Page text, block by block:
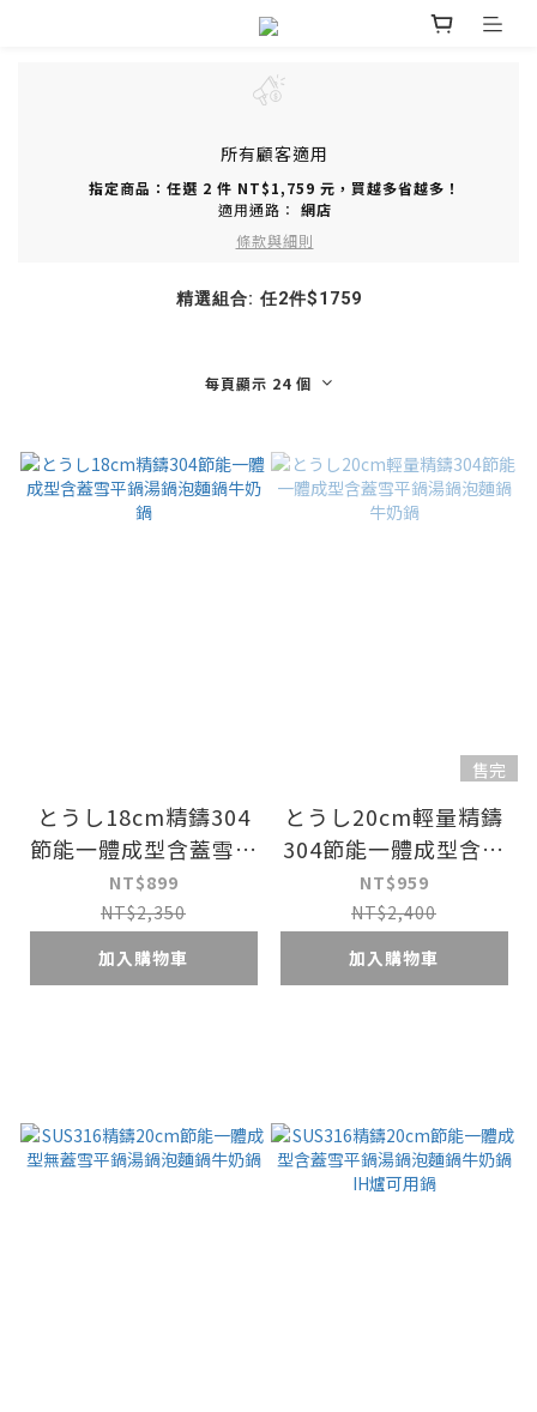
所有顧客適用
指定商品：任選 2 件 NT$1,759 元，買越多省越多！
適用通路： 網店
條款與細則
精選組合: 任2件$1759
每頁顯示 24 個
とうし18cm精鑄304
節能一體成型含蓋雪平
鍋湯鍋泡麵鍋牛奶鍋
NT$899
NT$2,350
加入購物車
售完
とうし20cm輕量精鑄
304節能一體成型含蓋
雪平鍋湯鍋泡麵鍋牛奶
鍋
NT$959
NT$2,400
加入購物車